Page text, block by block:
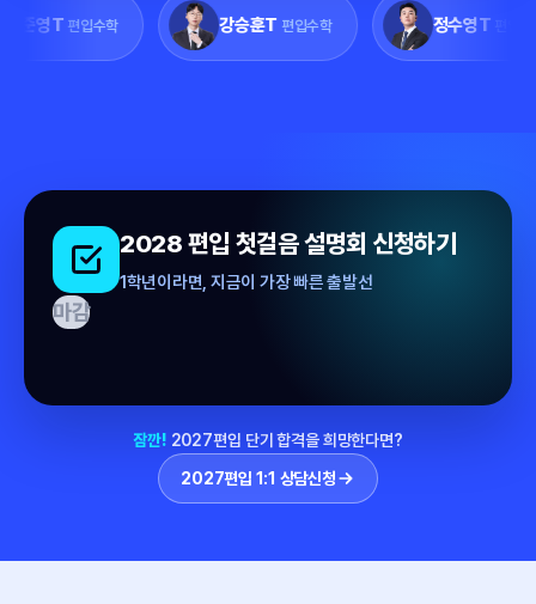
편입수학 강승훈T편입수학 정수영T편입영어
2028 편입 첫걸음 설명회 신청하기
1학년이라면, 지금이 가장 빠른 출발선
마감
잠깐! 2027편입 단기 합격을 희망한다면?
2027편입 1:1 상담신청